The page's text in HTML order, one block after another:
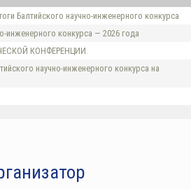
Балтийского научно-инженерного конкурса
инженерного конкурса — 2026 года
КОНФЕРЕНЦИИ
научно-инженерного конкурса на